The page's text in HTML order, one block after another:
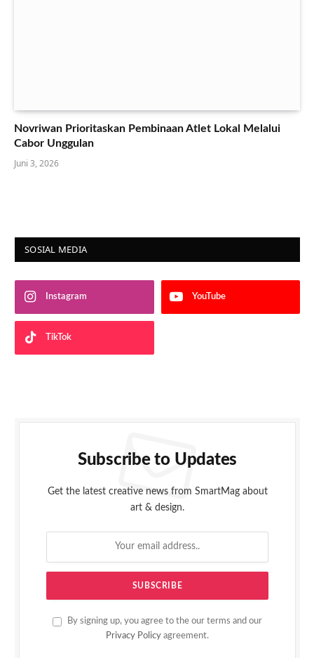
Novriwan Prioritaskan Pembinaan Atlet Lokal Melalui
Cabor Unggulan
Juni 3, 2026
SOSIAL MEDIA
Instagram YouTube
TikTok
Subscribe to Updates
Get the latest creative news from SmartMag about
art & design.
By signing up, you agree to the our terms and our
Privacy Policy agreement.